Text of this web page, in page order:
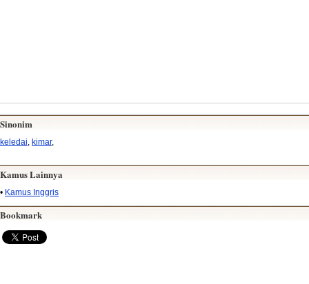
Sinonim
keledai kimar,
Kamus Lainnya
• Kamus Inggris
Bookmark